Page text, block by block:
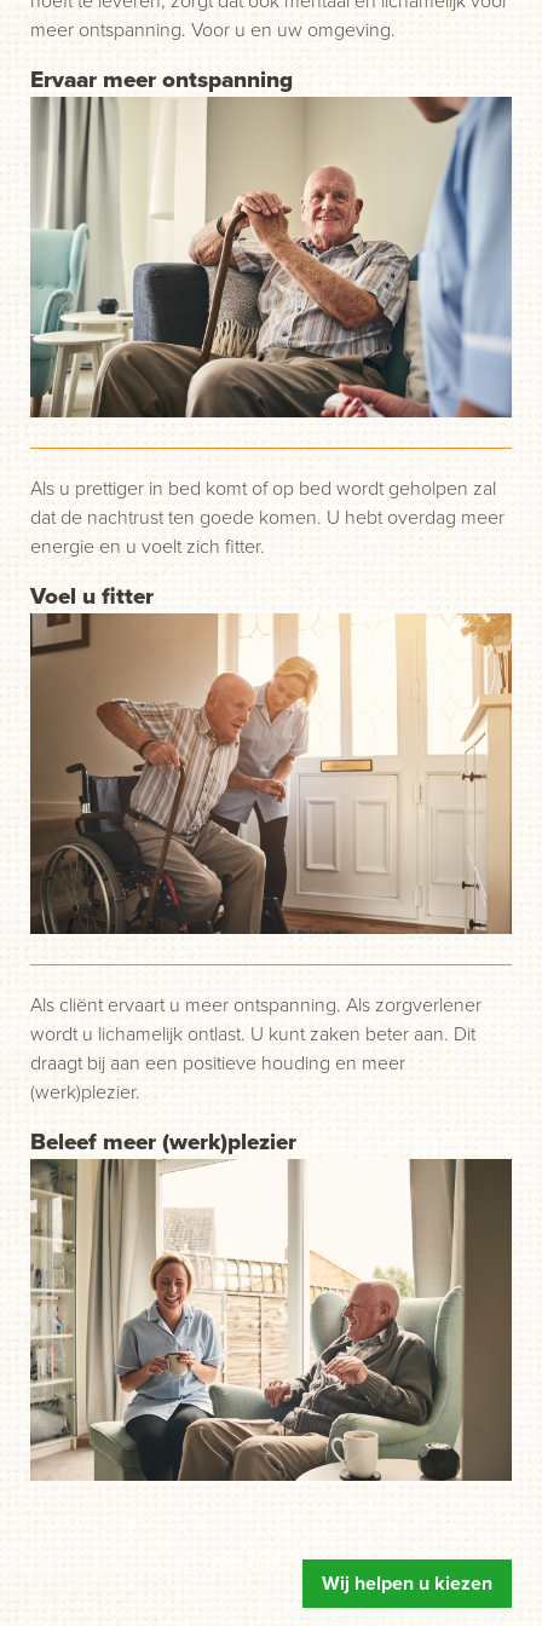
Ervaar meer ontspanning
meer ontspanning. Voor u en uw omgeving.
Voel u fitter
Als u prettiger in bed komt of op bed wordt geholpen zal
dat de nachtrust ten goede komen. U hebt overdag meer
energie en u voelt zich fitter.
Beleef meer (werk)plezier
Als cliënt ervaart u meer ontspanning. Als zorgverlener
wordt u lichamelijk ontlast. U kunt zaken beter aan. Dit
draagt bij aan een positieve houding en meer
(werk)plezier.
Wij helpen u kiezen